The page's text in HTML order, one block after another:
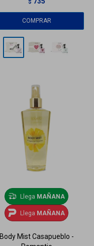
$
Llega MAÑANA
Llega MAÑANA
Body Mist Casapueblo -